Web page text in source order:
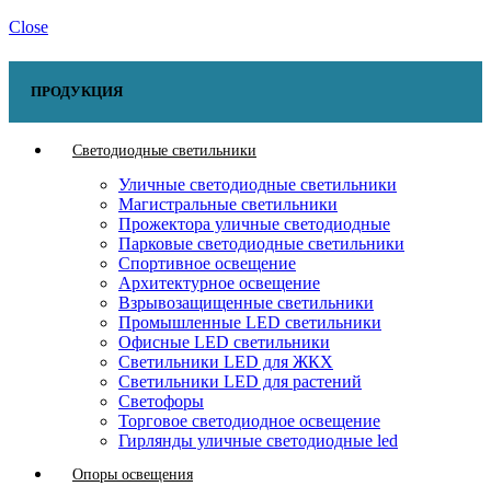
Close
ПРОДУКЦИЯ
Светодиодные светильники
Уличные светодиодные светильники
Магистральные светильники
Прожектора уличные светодиодные
Парковые светодиодные светильники
Спортивное освещение
Архитектурное освещение
Взрывозащищенные светильники
Промышленные LED светильники
Офисные LED светильники
Cветильники LED для ЖКХ
Светильники LED для растений
Светофоры
Торговое светодиодное освещение
Гирлянды уличные светодиодные led
Опоры освещения